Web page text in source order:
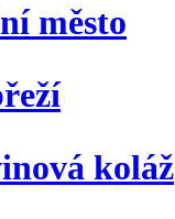
město
koláž